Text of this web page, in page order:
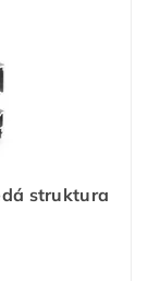
struktura